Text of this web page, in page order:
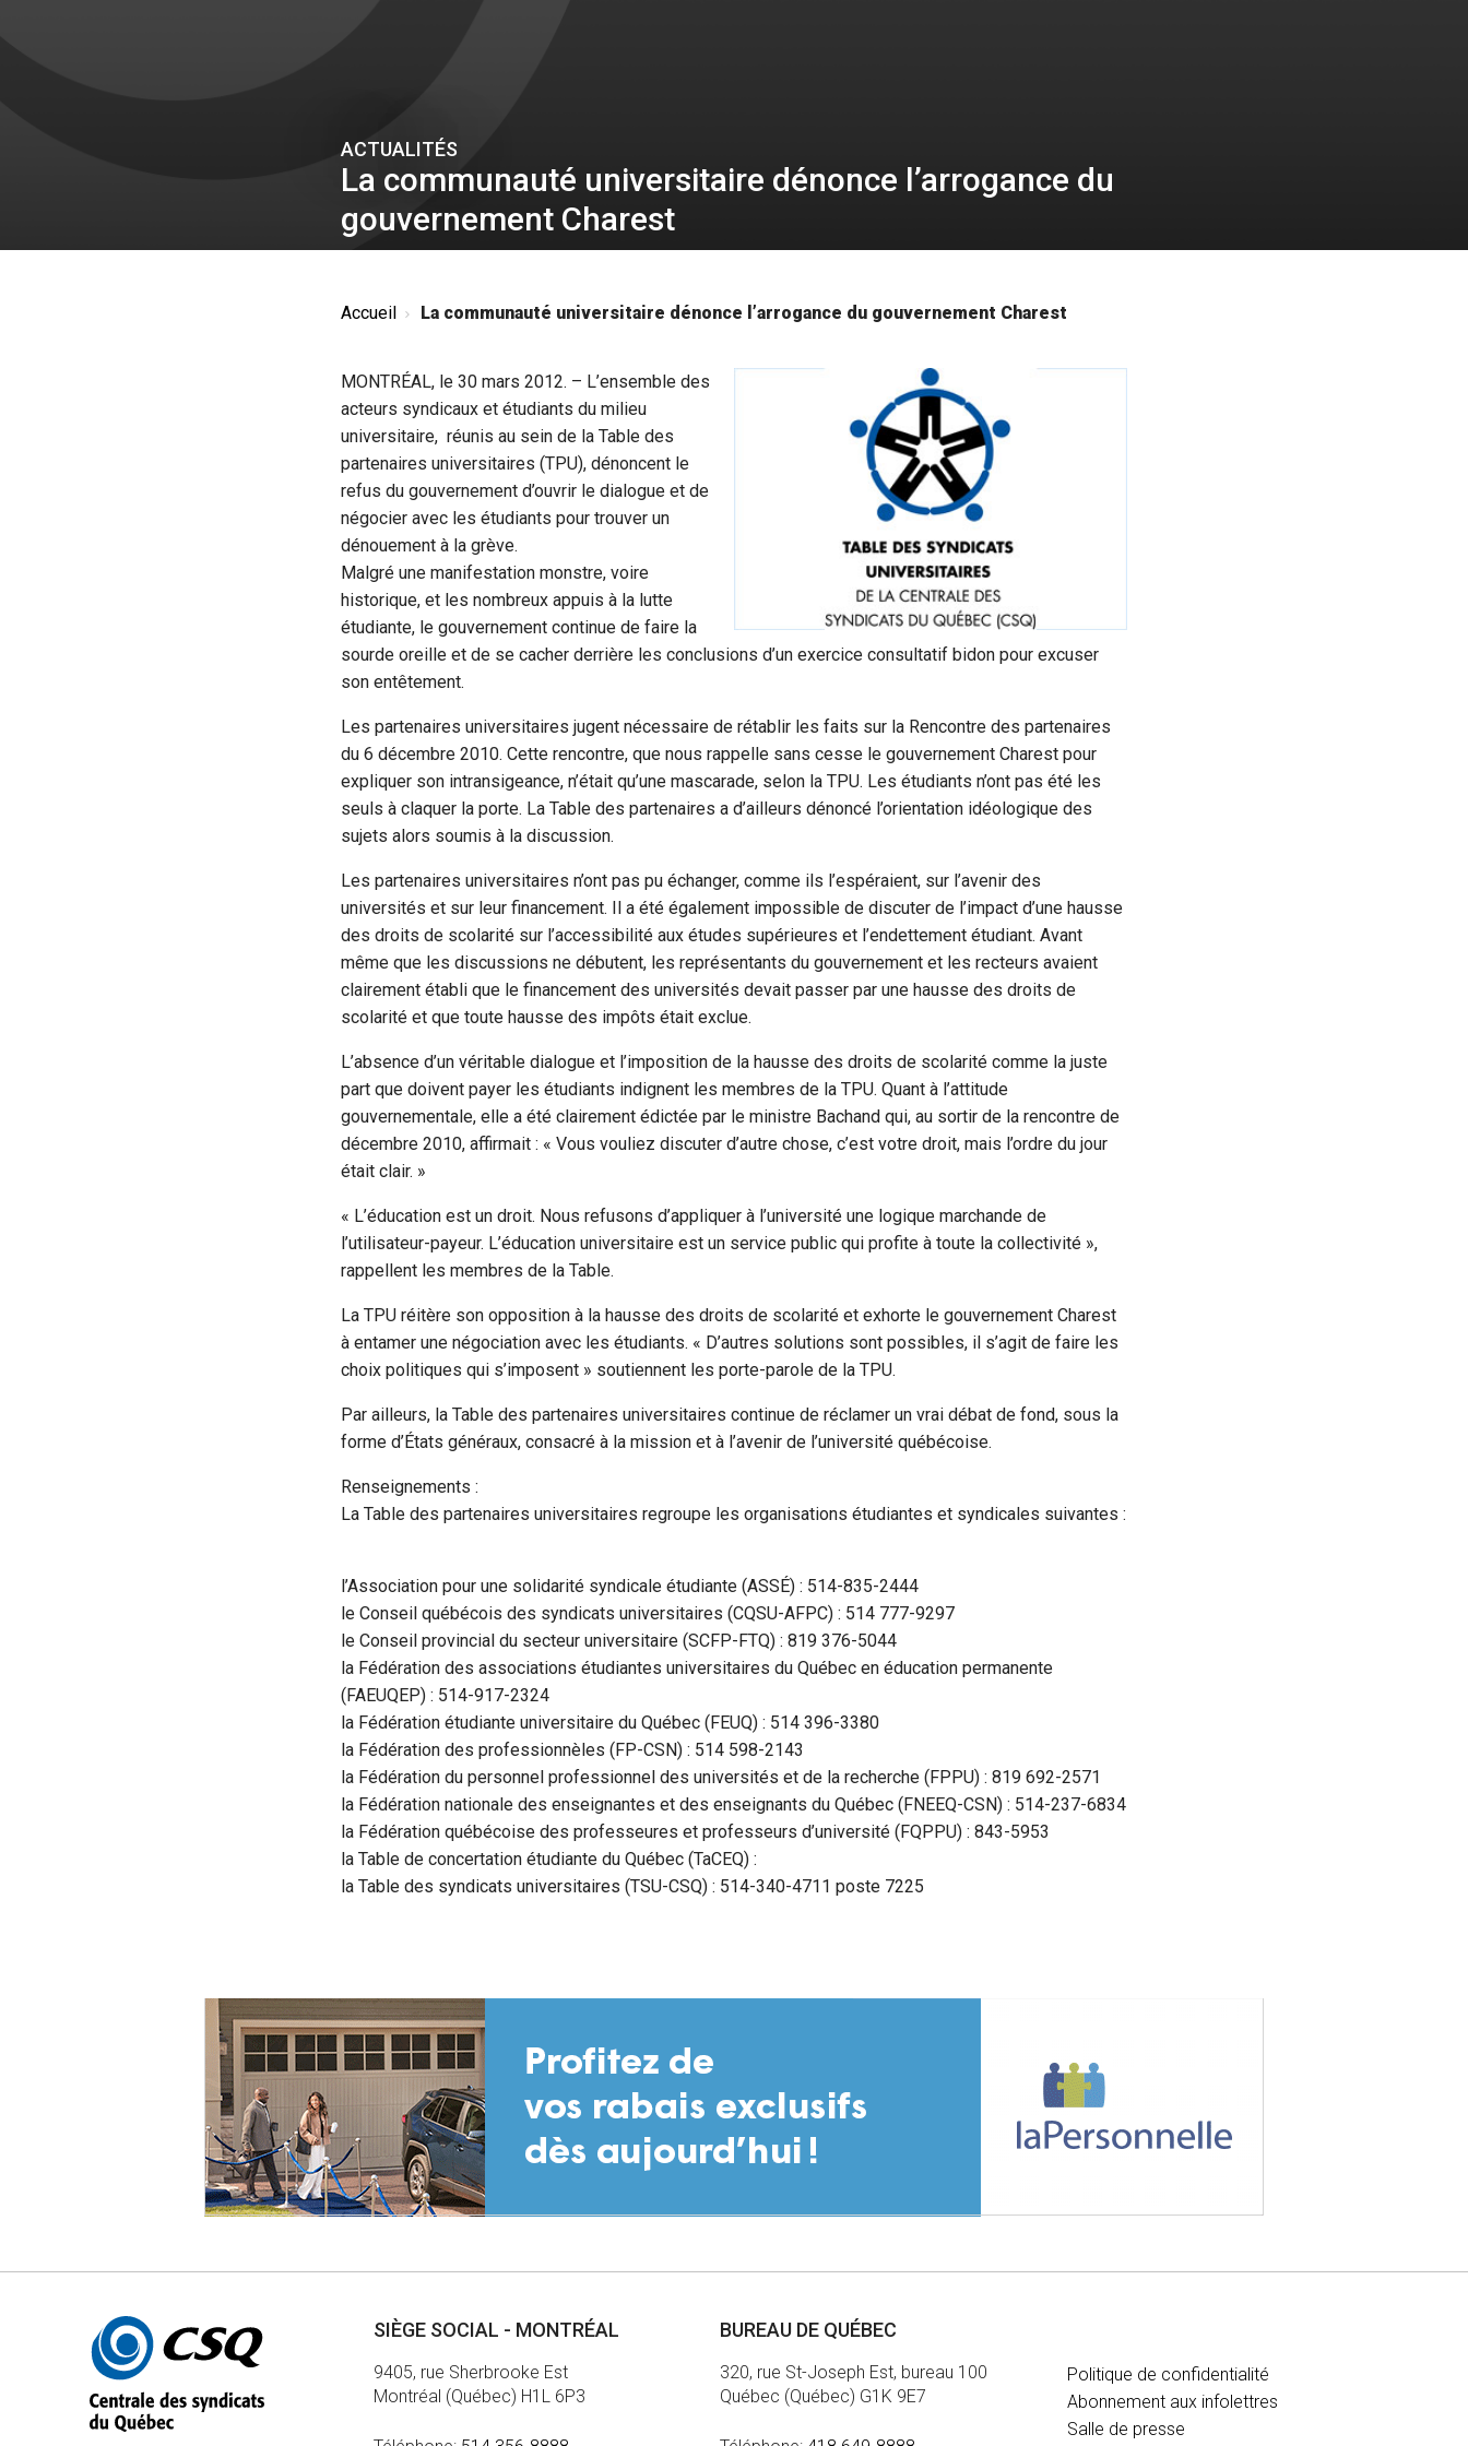
ACTUALITÉS
La communauté universitaire dénonce l’arrogance du
gouvernement Charest
Accueil La communauté universitaire dénonce l’arrogance du gouvernement Charest
MONTRÉAL, le 30 mars 2012. – L’ensemble des
acteurs syndicaux et étudiants du milieu
universitaire, réunis au sein de la Table des
partenaires universitaires (TPU), dénoncent le
refus du gouvernement d’ouvrir le dialogue et de
négocier avec les étudiants pour trouver un
dénouement à la grève.
Malgré une manifestation monstre, voire
historique, et les nombreux appuis à la lutte
étudiante, le gouvernement continue de faire la
sourde oreille et de se cacher derrière les conclusions d’un exercice consultatif bidon pour excuser
son entêtement.
Les partenaires universitaires jugent nécessaire de rétablir les faits sur la Rencontre des partenaires
du 6 décembre 2010. Cette rencontre, que nous rappelle sans cesse le gouvernement Charest pour
expliquer son intransigeance, n’était qu’une mascarade, selon la TPU. Les étudiants n’ont pas été les
seuls à claquer la porte. La Table des partenaires a d’ailleurs dénoncé l’orientation idéologique des
sujets alors soumis à la discussion.
Les partenaires universitaires n’ont pas pu échanger, comme ils l’espéraient, sur l’avenir des
universités et sur leur financement. Il a été également impossible de discuter de l’impact d’une hausse
des droits de scolarité sur l’accessibilité aux études supérieures et l’endettement étudiant. Avant
même que les discussions ne débutent, les représentants du gouvernement et les recteurs avaient
clairement établi que le financement des universités devait passer par une hausse des droits de
scolarité et que toute hausse des impôts était exclue.
L’absence d’un véritable dialogue et l’imposition de la hausse des droits de scolarité comme la juste
part que doivent payer les étudiants indignent les membres de la TPU. Quant à l’attitude
gouvernementale, elle a été clairement édictée par le ministre Bachand qui, au sortir de la rencontre de
décembre 2010, affirmait : « Vous vouliez discuter d’autre chose, c’est votre droit, mais l’ordre du jour
était clair. »
« L’éducation est un droit. Nous refusons d’appliquer à l’université une logique marchande de
l’utilisateur-payeur. L’éducation universitaire est un service public qui profite à toute la collectivité »,
rappellent les membres de la Table.
La TPU réitère son opposition à la hausse des droits de scolarité et exhorte le gouvernement Charest
à entamer une négociation avec les étudiants. « D’autres solutions sont possibles, il s’agit de faire les
choix politiques qui s’imposent » soutiennent les porte-parole de la TPU.
Par ailleurs, la Table des partenaires universitaires continue de réclamer un vrai débat de fond, sous la
forme d’États généraux, consacré à la mission et à l’avenir de l’université québécoise.
Renseignements :
La Table des partenaires universitaires regroupe les organisations étudiantes et syndicales suivantes :
l’Association pour une solidarité syndicale étudiante (ASSÉ) : 514-835-2444
le Conseil québécois des syndicats universitaires (CQSU-AFPC) : 514 777-9297
le Conseil provincial du secteur universitaire (SCFP-FTQ) : 819 376-5044
la Fédération des associations étudiantes universitaires du Québec en éducation permanente
(FAEUQEP) : 514-917-2324
la Fédération étudiante universitaire du Québec (FEUQ) : 514 396-3380
la Fédération des professionnèles (FP-CSN) : 514 598-2143
la Fédération du personnel professionnel des universités et de la recherche (FPPU) : 819 692-2571
la Fédération nationale des enseignantes et des enseignants du Québec (FNEEQ-CSN) : 514-237-6834
la Fédération québécoise des professeures et professeurs d’université (FQPPU) : 843-5953
la Table de concertation étudiante du Québec (TaCEQ) :
la Table des syndicats universitaires (TSU-CSQ) : 514-340-4711 poste 7225
Autres
informations
SIÈGE SOCIAL - MONTRÉAL
9405, rue Sherbrooke Est
Montréal (Québec) H1L 6P3
BUREAU DE QUÉBEC
320, rue St-Joseph Est, bureau 100
Québec (Québec) G1K 9E7
Politique de confidentialité
Abonnement aux infolettres
Salle de presse